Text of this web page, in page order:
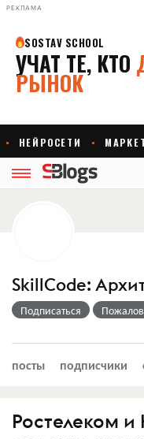
РЕКЛАМА
SkillCode:
Подписаться
посты подписчики
Ростелеком и